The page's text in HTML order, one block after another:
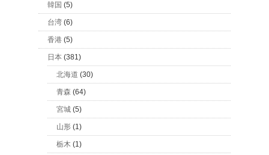
韓国 (5)
台湾 (6)
香港 (5)
日本 (381)
北海道 (30)
青森 (64)
宮城 (5)
山形 (1)
栃木 (1)